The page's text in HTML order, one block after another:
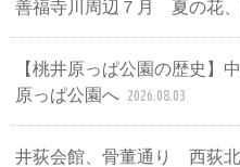
善福寺川周辺７月 夏の花
【桃井原っぱ公園の歴史】
原っぱ公園へ 2026.08.03
井荻会館、骨董通り 西荻